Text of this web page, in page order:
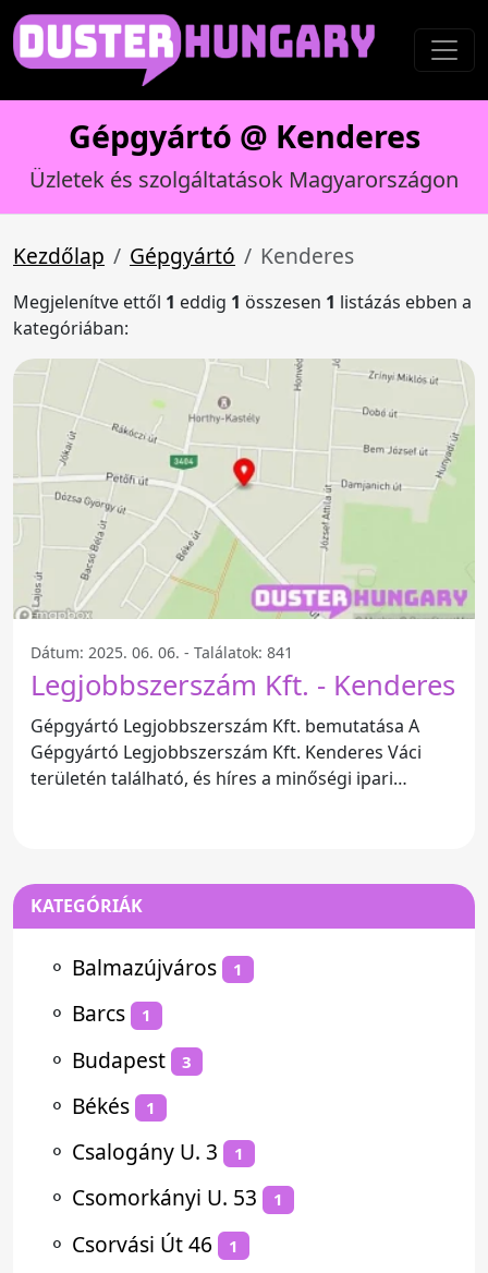
Gépgyártó @ Kenderes
Üzletek és szolgáltatások Magyarországon
Kezdőlap Gépgyártó Kenderes
Megjelenítve ettől 1 eddig 1 összesen 1 listázás ebben a
kategóriában:
Dátum: 2025. 06. 06. - Találatok: 841
Legjobbszerszám Kft. - Kenderes
Gépgyártó Legjobbszerszám Kft. bemutatása A
Gépgyártó Legjobbszerszám Kft. Kenderes Váci
területén található, és híres a minőségi ipari
KATEGÓRIÁK
⚬ Balmazújváros 1
⚬ Barcs 1
⚬ Budapest 3
⚬ Békés 1
⚬ Csalogány U. 3 1
⚬ Csomorkányi U. 53 1
⚬ Csorvási Út 46 1